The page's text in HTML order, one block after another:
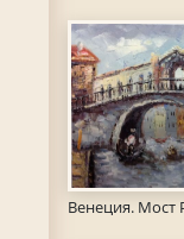
Венеция. Мост